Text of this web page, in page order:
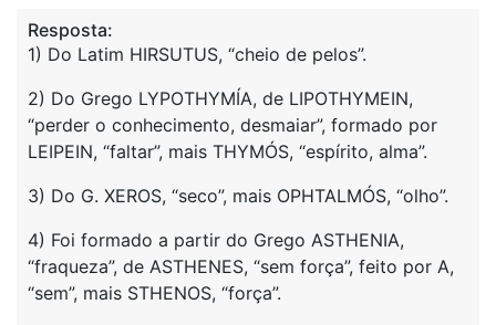
Resposta:
1) Do Latim HIRSUTUS, “cheio de pelos”.
2) Do Grego LYPOTHYMÍA, de LIPOTHYMEIN,
“perder o conhecimento, desmaiar”, formado por
LEIPEIN, “faltar”, mais THYMÓS, “espírito, alma”.
3) Do G. XEROS, “seco”, mais OPHTALMÓS, “olho”.
4) Foi formado a partir do Grego ASTHENIA,
“fraqueza”, de ASTHENES, “sem força”, feito por A,
“sem”, mais STHENOS, “força”.